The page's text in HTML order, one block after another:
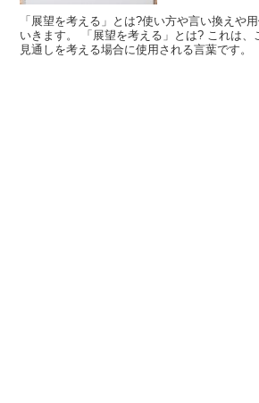
「展望を考える」とは?使い方や言い換えや
いきます。 「展望を考える」とは? これは、
見通しを考える場合に使用される言葉です。